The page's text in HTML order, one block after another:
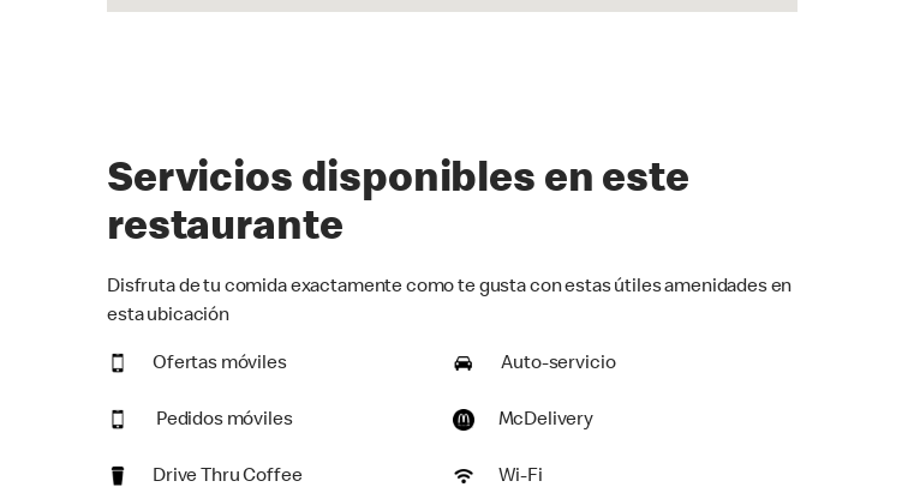
Servicios disponibles en este
restaurante
Disfruta de tu comida exactamente como te gusta con estas útiles amenidades en
esta ubicación
Ofertas móviles Auto-servicio
Pedidos móviles McDelivery
Drive Thru Coffee Wi-Fi